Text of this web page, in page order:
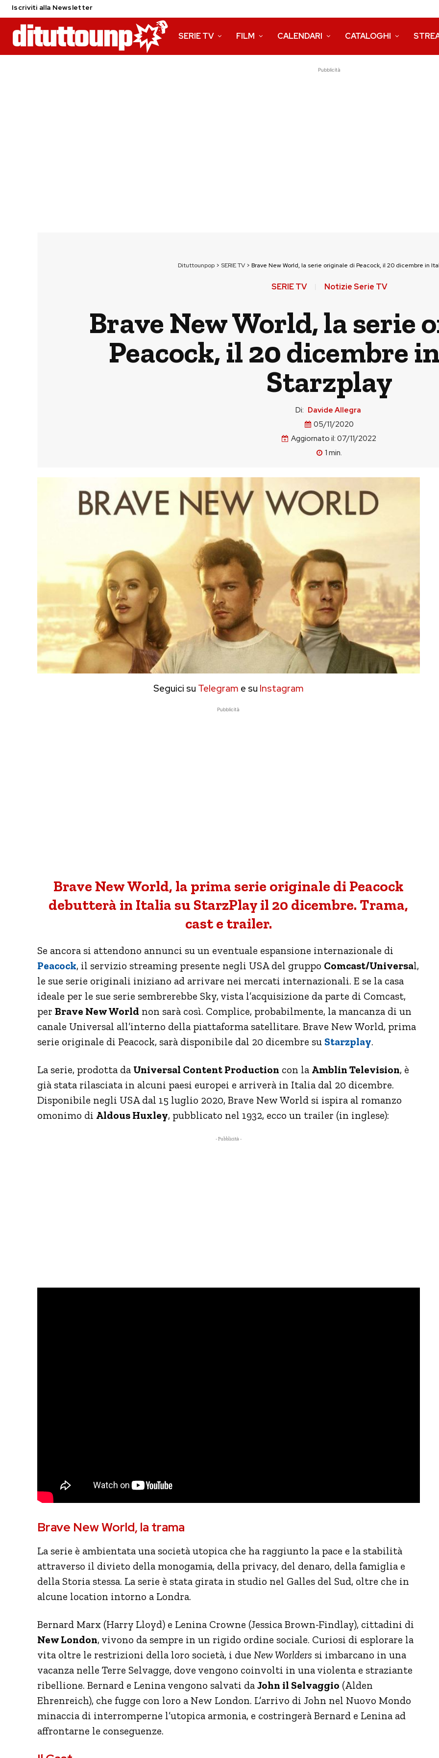
Iscriviti alla Newsletter
SERIE TV FILM CALENDARI CATALOGHI
Pubblicità
Dituttounpop > SERIE TV > Brave New World, la serie originale di Peacock, il 20 dicembre in
SERIE TV Notizie Serie TV
Brave New World, la serie
Peacock, il 20 dicembre
Starzplay
Di: Davide Allegra
05/11/2020
Aggiornato il: 07/11/2022
1 min.
Seguici su Telegram e su Instagram
Pubblicità
Brave New World, la prima serie originale di Peacock
debutterà in Italia su StarzPlay il 20 dicembre. Trama,
cast e trailer.
Se ancora si attendono annunci su un eventuale espansione internazionale di
Peacock, il servizio streaming presente negli USA del gruppo Comcast/Universal,
le sue serie originali iniziano ad arrivare nei mercati internazionali. E se la casa
ideale per le sue serie sembrerebbe Sky, vista l’acquisizione da parte di Comcast,
per Brave New World non sarà così. Complice, probabilmente, la mancanza di un
canale Universal all’interno della piattaforma satellitare. Brave New World, prima
serie originale di Peacock, sarà disponibile dal 20 dicembre su Starzplay.
La serie, prodotta da Universal Content Production con la Amblin Television, è
già stata rilasciata in alcuni paesi europei e arriverà in Italia dal 20 dicembre.
Disponibile negli USA dal 15 luglio 2020, Brave New World si ispira al romanzo
omonimo di Aldous Huxley, pubblicato nel 1932, ecco un trailer (in inglese):
- Pubblicità -
Brave New World, la trama
La serie è ambientata una società utopica che ha raggiunto la pace e la stabilità
attraverso il divieto della monogamia, della privacy, del denaro, della famiglia e
della Storia stessa. La serie è stata girata in studio nel Galles del Sud, oltre che in
alcune location intorno a Londra.
Bernard Marx (Harry Lloyd) e Lenina Crowne (Jessica Brown-Findlay), cittadini di
New London, vivono da sempre in un rigido ordine sociale. Curiosi di esplorare la
vita oltre le restrizioni della loro società, i due New Worlders si imbarcano in una
vacanza nelle Terre Selvagge, dove vengono coinvolti in una violenta e straziante
ribellione. Bernard e Lenina vengono salvati da John il Selvaggio (Alden
Ehrenreich), che fugge con loro a New London. L’arrivo di John nel Nuovo Mondo
minaccia di interromperne l’utopica armonia, e costringerà Bernard e Lenina ad
affrontarne le conseguenze.